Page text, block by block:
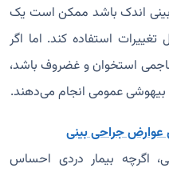
بینی اندک باشد ممکن است یک
استفاده کند. اما اگر
استخوان و غضروف باشد،
با بیهوشی عمومی انجام می‌دهند.
جراحی بینی
اگرچه بیمار دردی احساس